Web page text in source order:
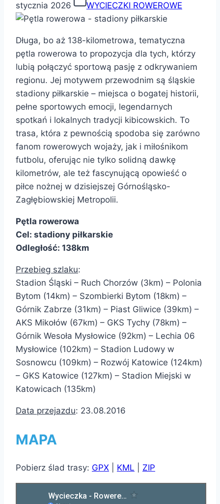
stycznia 2026
WYCIECZKI ROWEROWE
Długa, bo aż 138-kilometrowa, tematyczna
pętla rowerowa to propozycja dla tych, którzy
lubią połączyć sportową pasję z odkrywaniem
regionu. Jej motywem przewodnim są śląskie
stadiony piłkarskie – miejsca o bogatej historii,
pełne sportowych emocji, legendarnych
spotkań i lokalnych tradycji kibicowskich. To
trasa, która z pewnością spodoba się zarówno
fanom rowerowych wojaży, jak i miłośnikom
futbolu, oferując nie tylko solidną dawkę
kilometrów, ale też fascynującą opowieść o
piłce nożnej w dzisiejszej Górnośląsko-
Zagłębiowskiej Metropolii.
Pętla rowerowa
Cel: stadiony piłkarskie
Odległość: 138km
Przebieg szlaku:
Stadion Śląski – Ruch Chorzów (3km) – Polonia
Bytom (14km) – Szombierki Bytom (18km) –
Górnik Zabrze (31km) – Piast Gliwice (39km) –
AKS Mikołów (67km) – GKS Tychy (78km) –
Górnik Wesoła Mysłowice (92km) – Lechia 06
Mysłowice (102km) – Stadion Ludowy w
Sosnowcu (109km) – Rozwój Katowice (124km)
– GKS Katowice (127km) – Stadion Miejski w
Katowicach (135km)
Data przejazdu: 23.08.2016
MAPA
Pobierz ślad trasy: GPX KML ZIP